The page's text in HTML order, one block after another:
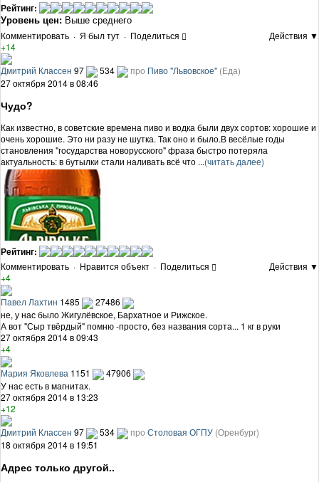
Рейтинг:
Уровень цен: Выше среднего
Комментировать · Я был тут · Поделиться
Действия ▼
+14
Дмитрий Классен 97 534 про Пиво "Львовское" (Еда)
27 октября 2014 в 08:46
Чудо?
Как известно, в советские времена пиво и водка были двух сортов: хорошие и
очень хорошие. Это ни разу не шутка. Так оно и было.В весёлые годы
становления "государства новорусского" фраза быстро потеряла
актуальность: в бутылки стали наливать всё что ...(читать далее)
Рейтинг:
Комментировать · Нравится объект · Поделиться
Действия ▼
+4
Павел Лахтин 1485
27486
не, у нас было Жигулёвское, Бархатное и Рижское.
А вот "Сыр твёрдый" помню -просто, без названия сорта... 1 кг в руки
27 октября 2014 в 09:43
+4
Мария Яковлева 1151
47906
У нас есть в магнитах.
27 октября 2014 в 13:23
+12
Дмитрий Классен 97 534 про Столовая ОГПУ (Оренбург)
18 октября 2014 в 19:51
Адрес только другой..